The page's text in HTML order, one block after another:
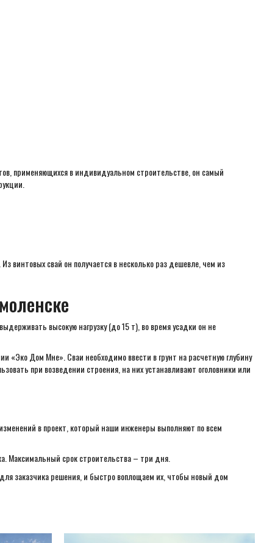
применяющихся в индивидуальном строительстве, он самый
винтовых свай он получается в несколько раз дешевле, чем из
высокую нагрузку (до 15 т), во время усадки он не
«Эко Дом Мне». Сваи необходимо ввести в грунт на расчетную глубину
при возведении строения, на них устанавливают оголовники или
в проект, который наши инженеры выполняют по всем
Максимальный срок строительства – три дня.
заказчика решения, и быстро воплощаем их, чтобы новый дом